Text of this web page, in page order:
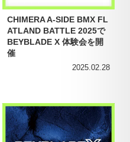
CHIMERA A-SIDE BMX FL
ATLAND BATTLE 2025で
BEYBLADE X 体験会を開
催
2025.02.28